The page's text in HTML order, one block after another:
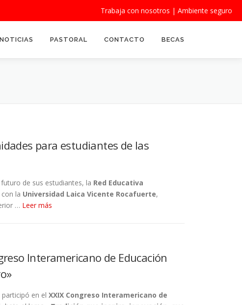
Trabaja con nosotros | Ambiente seguro
NOTICIAS PASTORAL CONTACTO BECAS
para estudiantes de las
de sus estudiantes, la Red Educativa
la Universidad Laica Vicente Rocafuerte,
… Leer más
Interamericano de Educación
participó en el XXIX Congreso Interamericano de